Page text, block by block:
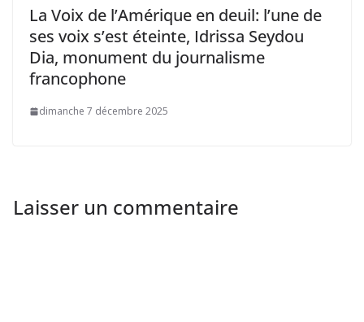
La Voix de l’Amérique en deuil: l’une de
ses voix s’est éteinte, Idrissa Seydou
Dia, monument du journalisme
francophone
dimanche 7 décembre 2025
Laisser un commentaire